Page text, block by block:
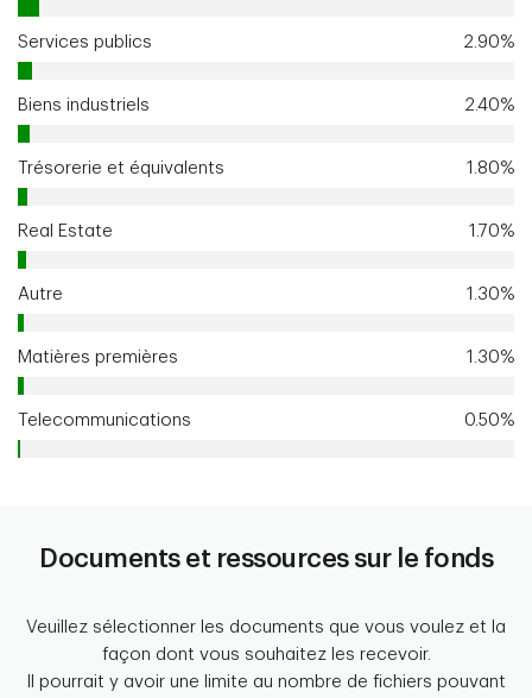
Services publics 2.90%
Biens industriels 2.40%
Trésorerie et équivalents 1.80%
Real Estate 1.70%
Autre 1.30%
Matières premières 1.30%
Telecommunications 0.50%
Documents et ressources sur le fonds
Veuillez sélectionner les documents que vous voulez et la
façon dont vous souhaitez les recevoir.
Il pourrait y avoir une limite au nombre de fichiers pouvant